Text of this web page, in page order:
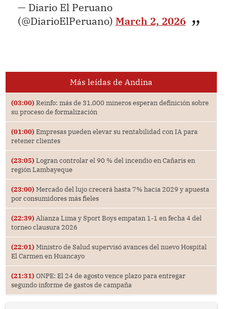
— Diario El Peruano
(@DiarioElPeruano) March 2, 2026
Más leídas de Andina
(03:00) Reinfo: más de 31,000 mineros esperan definición sobre
su proceso de formalización
(01:00) Empresas pueden elevar su rentabilidad con IA para
retener clientes
(23:05) Logran controlar el 90 % del incendio en Cañaris en
región Lambayeque
(23:00) Mercado del lujo crecerá hasta 7% hacia 2029 y apuesta
por consumidores más fieles
(22:39) Alianza Lima y Sport Boys empatan 1-1 en fecha 4 del
torneo clausura 2026
(22:01) Ministro de Salud supervisó avances del nuevo Hospital
El Carmen en Huancayo
(21:31) ONPE: El 24 de agosto vence plazo para entregar
segundo informe de gastos de campaña